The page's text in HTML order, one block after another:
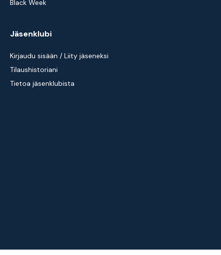
Black Week
Jäsenklubi
Kirjaudu sisään / Liity jäseneksi
Tilaushistoriani
Tietoa jäsenklubista